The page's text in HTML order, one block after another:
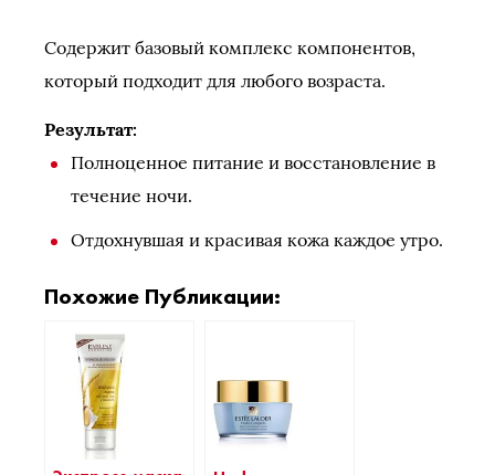
Содержит базовый комплекс компонентов,
который подходит для любого возраста.
Результат:
Полноценное питание и восстановление в
течение ночи.
Отдохнувшая и красивая кожа каждое утро.
Похожие Публикации: